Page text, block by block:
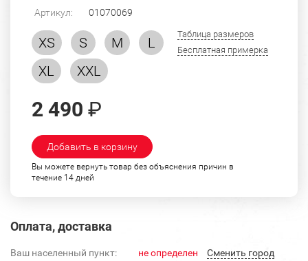
Артикул: 01070069
XS S M
L
XL
XXL
Таблица размеров
Бесплатная примерка
2 490 ₽
Добавить в корзину
Вы можете вернуть товар без объяснения причин в
течение 14 дней
Оплата, доставка
Ваш населенный пункт: не определен Cменить город